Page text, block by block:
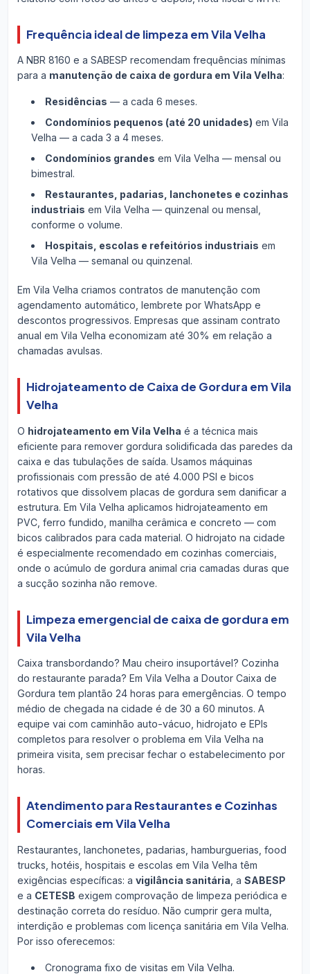
Frequência ideal de limpeza em Vila Velha
A NBR 8160 e a SABESP recomendam frequências mínimas
para a manutenção de caixa de gordura em Vila Velha:
Residências — a cada 6 meses.
Condomínios pequenos (até 20 unidades) em Vila
Velha — a cada 3 a 4 meses.
Condomínios grandes em Vila Velha — mensal ou
bimestral.
Restaurantes, padarias, lanchonetes e cozinhas
industriais em Vila Velha — quinzenal ou mensal,
conforme o volume.
Hospitais, escolas e refeitórios industriais em
Vila Velha — semanal ou quinzenal.
Em Vila Velha criamos contratos de manutenção com
agendamento automático, lembrete por WhatsApp e
descontos progressivos. Empresas que assinam contrato
anual em Vila Velha economizam até 30% em relação a
chamadas avulsas.
Hidrojateamento de Caixa de Gordura em Vila
Velha
O hidrojateamento em Vila Velha é a técnica mais
eficiente para remover gordura solidificada das paredes da
caixa e das tubulações de saída. Usamos máquinas
profissionais com pressão de até 4.000 PSI e bicos
rotativos que dissolvem placas de gordura sem danificar a
estrutura. Em Vila Velha aplicamos hidrojateamento em
PVC, ferro fundido, manilha cerâmica e concreto — com
bicos calibrados para cada material. O hidrojato na cidade
é especialmente recomendado em cozinhas comerciais,
onde o acúmulo de gordura animal cria camadas duras que
a sucção sozinha não remove.
Limpeza emergencial de caixa de gordura em
Vila Velha
Caixa transbordando? Mau cheiro insuportável? Cozinha
do restaurante parada? Em Vila Velha a Doutor Caixa de
Gordura tem plantão 24 horas para emergências. O tempo
médio de chegada na cidade é de 30 a 60 minutos. A
equipe vai com caminhão auto-vácuo, hidrojato e EPIs
completos para resolver o problema em Vila Velha na
primeira visita, sem precisar fechar o estabelecimento por
horas.
Atendimento para Restaurantes e Cozinhas
Comerciais em Vila Velha
Restaurantes, lanchonetes, padarias, hamburguerias, food
trucks, hotéis, hospitais e escolas em Vila Velha têm
exigências específicas: a vigilância sanitária , a SABESP
e a CETESB exigem comprovação de limpeza periódica e
destinação correta do resíduo. Não cumprir gera multa,
interdição e problemas com licença sanitária em Vila Velha.
Por isso oferecemos:
Cronograma fixo de visitas em Vila Velha.